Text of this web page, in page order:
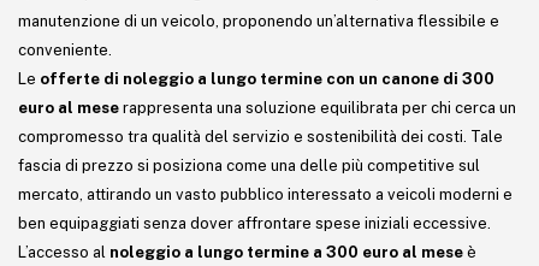
manutenzione di un veicolo, proponendo un’alternativa flessibile e
conveniente.
Le offerte di noleggio a lungo termine con un canone di 300
euro al mese rappresenta una soluzione equilibrata per chi cerca un
compromesso tra qualità del servizio e sostenibilità dei costi. Tale
fascia di prezzo si posiziona come una delle più competitive sul
mercato, attirando un vasto pubblico interessato a veicoli moderni e
ben equipaggiati senza dover affrontare spese iniziali eccessive.
L’accesso al noleggio a lungo termine a 300 euro al mese è